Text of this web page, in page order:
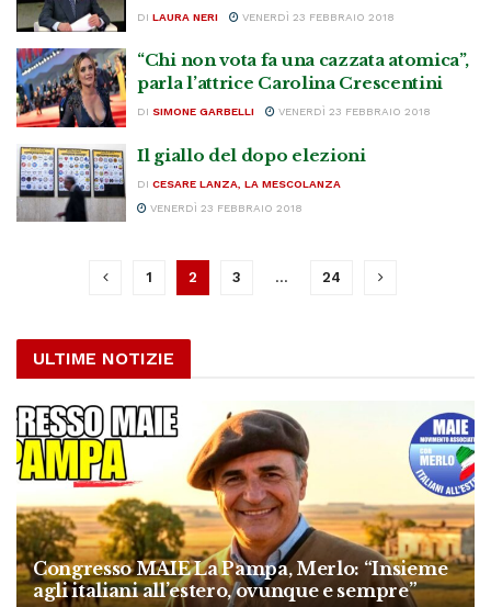
DI LAURA NERI VENERDÌ 23 FEBBRAIO 2018
“Chi non vota fa una cazzata atomica”,
parla l’attrice Carolina Crescentini
DI SIMONE GARBELLI VENERDÌ 23 FEBBRAIO 2018
Il giallo del dopo elezioni
DI CESARE LANZA, LA MESCOLANZA
VENERDÌ 23 FEBBRAIO 2018
1 2 3 … 24
ULTIME NOTIZIE
Congresso MAIE La Pampa, Merlo: “Insieme
agli italiani all’estero, ovunque e sempre”